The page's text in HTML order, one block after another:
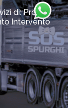
di: Pronto
Intervento